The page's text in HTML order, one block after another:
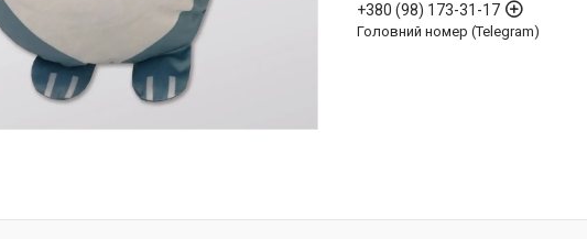
+380 (98) 173-31-17
Головний номер (Telegram)